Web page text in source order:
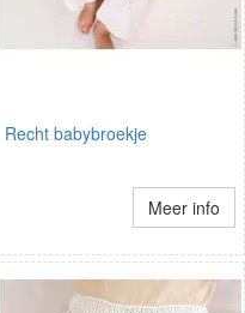
Recht babybroekje
Meer info